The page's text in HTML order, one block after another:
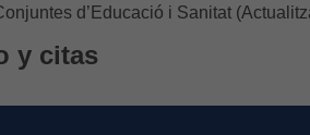
d’Educació i Sanitat
y citas